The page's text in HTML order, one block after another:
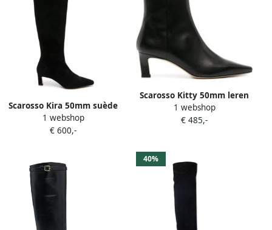
Scarosso Kira 50mm suède
laarzen Zwart
1 webshop
€ 600,-
Scarosso Kitty 50mm leren
laarzen Zwart
1 webshop
€ 485,-
40%